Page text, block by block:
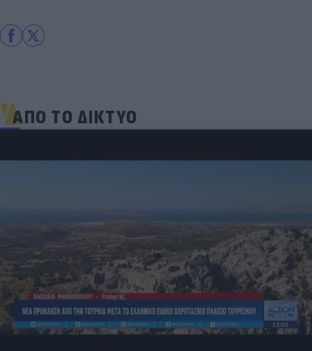
ΑΠΟ ΤΟ ΔΙΚΤΥΟ
Νέο κύμα καύσωνα σαρώνει την Ευρώπη:
Θερμοκρασίες - ρεκόρ & έκτακτα μέτρα σε πολλές